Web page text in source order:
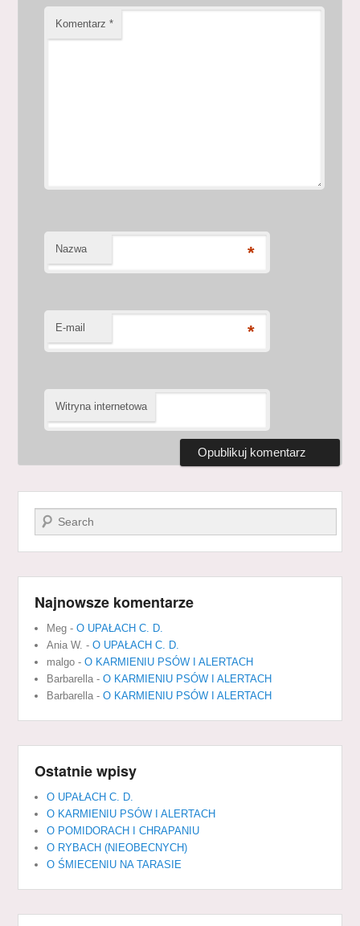
Komentarz*
Nazwa *
E-mail *
Witryna internetowa
Szukaj
Najnowsze komentarze
Meg -O UPAŁACH C. D.
Ania W. -O UPAŁACH C. D.
malgo -O KARMIENIU PSÓW I ALERTACH
Barbarella -O KARMIENIU PSÓW I ALERTACH
Barbarella -O KARMIENIU PSÓW I ALERTACH
Ostatnie wpisy
O UPAŁACH C. D.
O KARMIENIU PSÓW I ALERTACH
O POMIDORACH I CHRAPANIU
O RYBACH (NIEOBECNYCH)
O ŚMIECENIU NA TARASIE